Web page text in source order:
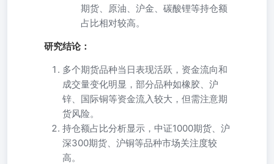
期货、原油、沪金、碳酸锂等持仓额
占比相对较高。
研究结论：
多个期货品种当日表现活跃，资金流向和
成交量变化明显，部分品种如橡胶、沪
锌、国际铜等资金流入较大，但需注意期
货风险。
持仓额占比分析显示，中证1000期货、沪
深300期货、沪铜等品种市场关注度较
高。